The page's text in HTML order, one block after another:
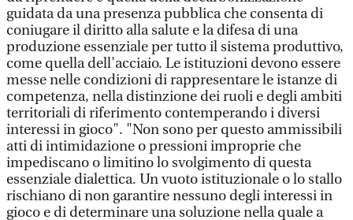
guidata da una presenza pubblica che consenta di
coniugare il diritto alla salute e la difesa di una
produzione essenziale per tutto il sistema produttivo,
come quella dell'acciaio. Le istituzioni devono essere
messe nelle condizioni di rappresentare le istanze di
competenza, nella distinzione dei ruoli e degli ambiti
territoriali di riferimento contemperando i diversi
interessi in gioco". "Non sono per questo ammissibili
atti di intimidazione o pressioni improprie che
impediscano o limitino lo svolgimento di questa
essenziale dialettica. Un vuoto istituzionale o lo stallo
rischiano di non garantire nessuno degli interessi in
gioco e di determinare una soluzione nella quale a